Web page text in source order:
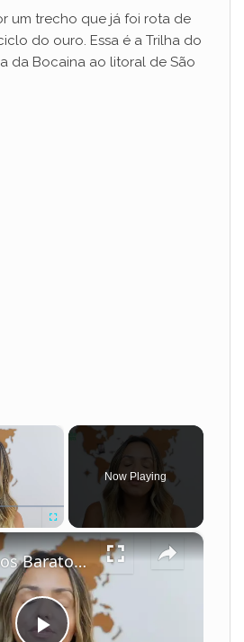
um trecho que já foi rota de
do ouro. Essa é a Trilha do
da Bocaina ao litoral de São
×
Fullscreen
Now Playing
×
5 Destinos Baratos no Brasil Para Conhecer e Amar!